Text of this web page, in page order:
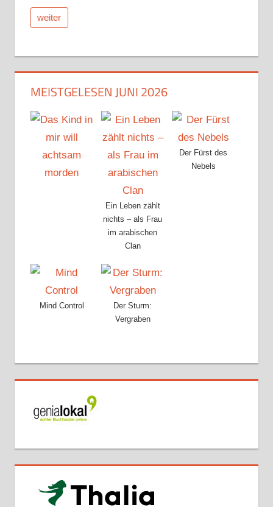
weiter
MEISTGELESEN JUNI 2026
Ein Leben zählt
nichts – als Frau
im arabischen
Clan
Der Fürst des
Nebels
Mind Control
Der Sturm:
Vergraben